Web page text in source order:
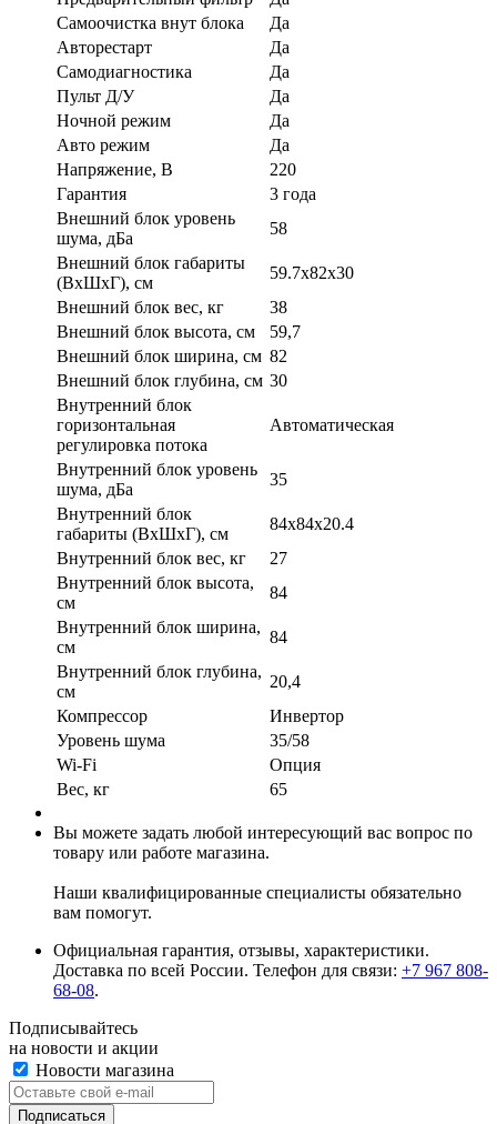
Самоочистка внут блока
Да
Авторестарт
Да
Самодиагностика
Да
Пульт Д/У
Да
Ночной режим
Да
Авто режим
Да
Напряжение, В
220
Гарантия
3 года
Внешний блок уровень
шума, дБа
58
Внешний блок габариты
(ВхШхГ), см
59.7х82х30
Внешний блок вес, кг
38
Внешний блок высота, см
59,7
Внешний блок ширина, см 82
Внешний блок глубина, см 30
Внутренний блок
горизонтальная
регулировка потока
Автоматическая
Внутренний блок уровень
шума, дБа
35
Внутренний блок
габариты (ВхШхГ), см
84x84х20.4
Внутренний блок вес, кг
27
Внутренний блок высота,
см
84
Внутренний блок ширина,
см
84
Внутренний блок глубина,
см
20,4
Компрессор
Инвертор
Уровень шума
35/58
Wi-Fi
Опция
Вес, кг
65
Вы можете задать любой интересующий вас вопрос по
товару или работе магазина.
Наши квалифицированные специалисты обязательно
вам помогут.
Официальная гарантия, отзывы, характеристики.
Доставка по всей России. Телефон для связи: +7 967 808-
68-08.
Подписывайтесь
на новости и акции
Новости магазина